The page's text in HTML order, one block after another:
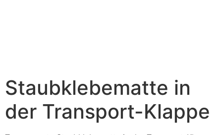
Staubklebematte in
der Transport-Klappe